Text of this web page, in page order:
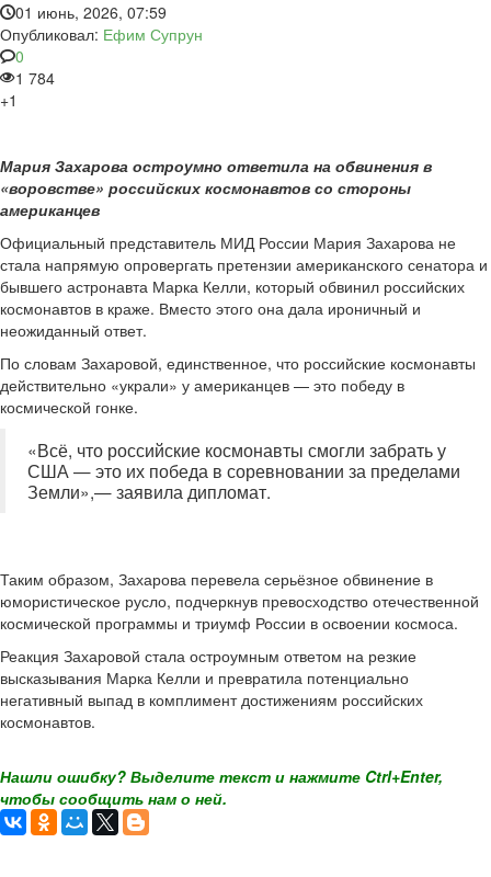
01 июнь, 2026, 07:59
Опубликовал: Ефим Супрун
0
1 784
+1
Мария Захарова остроумно ответила на обвинения в
«воровстве» российских космонавтов со стороны
американцев
Официальный представитель МИД России Мария Захарова не
стала напрямую опровергать претензии американского сенатора и
бывшего астронавта Марка Келли, который обвинил российских
космонавтов в краже. Вместо этого она дала ироничный и
неожиданный ответ.
По словам Захаровой, единственное, что российские космонавты
действительно «украли» у американцев — это победу в
космической гонке.
«Всё, что российские космонавты смогли забрать у
США — это их победа в соревновании за пределами
Земли»,— заявила дипломат.
Таким образом, Захарова перевела серьёзное обвинение в
юмористическое русло, подчеркнув превосходство отечественной
космической программы и триумф России в освоении космоса.
Реакция Захаровой стала остроумным ответом на резкие
высказывания Марка Келли и превратила потенциально
негативный выпад в комплимент достижениям российских
космонавтов.
Нашли ошибку? Выделите текст и нажмите Ctrl+Enter,
чтобы сообщить нам о ней.